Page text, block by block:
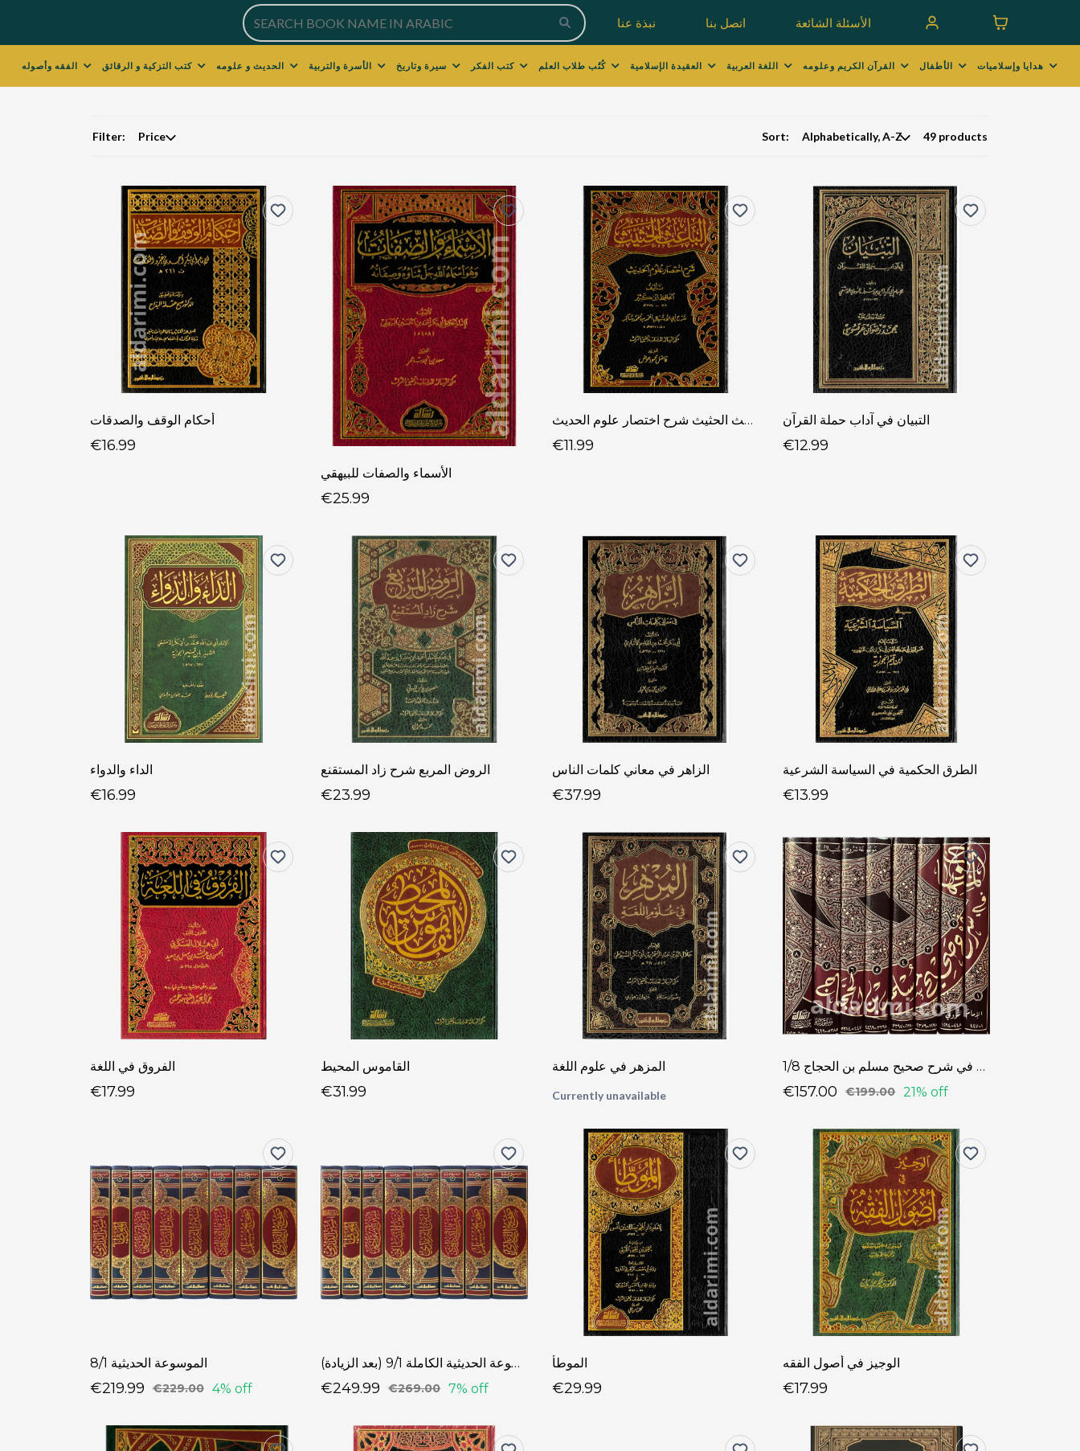
نبذة عنا اتصل بنا الأسئلة الشائعة
Filter: Price Sort: 49 products
أحكام الوقف والصدقات
€16.99
الأسماء والصفات للبيهقي
€25.99
الباعث الحثيث شرح اختصار علوم الحديث
€11.99
التبيان في آداب حملة القرآن
€12.99
الداء والدواء
€16.99
الروض المربع شرح زاد المستقنع
€23.99
الزاهر في معاني كلمات الناس
€37.99
الطرق الحكمية في السياسة الشرعية
€13.99
الفروق في اللغة
€17.99
القاموس المحيط
€31.99
المزهر في علوم اللغة
Currently unavailable
المنهاج في شرح صحيح مسلم بن الحجاج 1/8
€157.00 €199.00 21% off
الموسوعة الحديثية 8/1
€219.99 €229.00 4% off
الموسوعة الحديثية الكاملة 9/1 (بعد الزيادة)
€249.99 €269.00 7% off
الموطأ
€29.99
الوجيز في أصول الفقه
€17.99